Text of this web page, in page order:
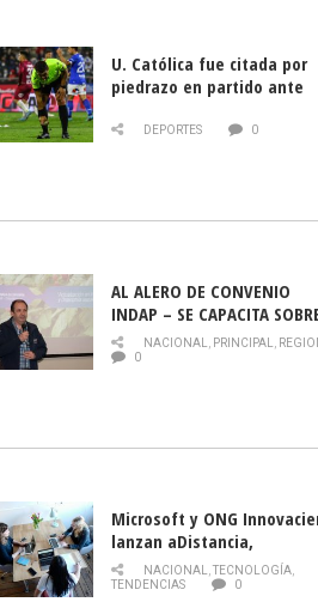
U. Católica fue citada por
piedrazo en partido ante
DEPORTES 0
AL ALERO DE CONVENIO
INDAP – SE CAPACITA
PLAGA DROSOPHILA
NACIONAL, PRINCIPAL,
0
Microsoft y ONG
lanzan aDistancia,
plataforma con cursos
gratuitos online sobre
NACIONAL,TECNOLOGÍA,
TENDENCIAS
0